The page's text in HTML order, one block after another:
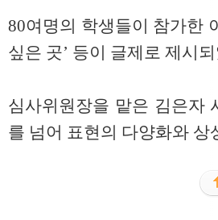
80여명의 학생들이 참가한
싶은 곳’ 등이 글제로 제시
심사위원장을 맡은 김은자
를 넘어 표현의 다양화와